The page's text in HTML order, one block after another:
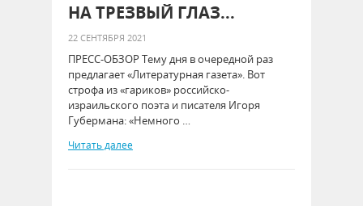
НА ТРЕЗВЫЙ ГЛАЗ...
22 СЕНТЯБРЯ 2021
ПРЕСС-ОБЗОР Тему дня в очередной раз
предлагает «Литературная газета». Вот
строфа из «гариков» российско-
израильского поэта и писателя Игоря
Губермана: «Немного …
Читать далее